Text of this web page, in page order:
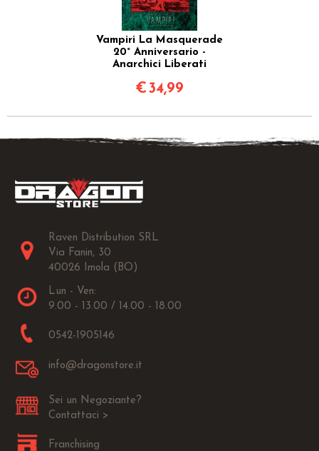
Vampiri La Masquerade
20° Anniversario -
Anarchici Liberati
€34,99
Raven Distribution SRL
Via Fanin, 30
40026 Imola (BO)
Lun - Ven:
9.00 - 13.00 / 14.00 - 18.00
0542-1905146
info@dragonstore.it
Sei un Negoziante?
Contattaci >
Franchising